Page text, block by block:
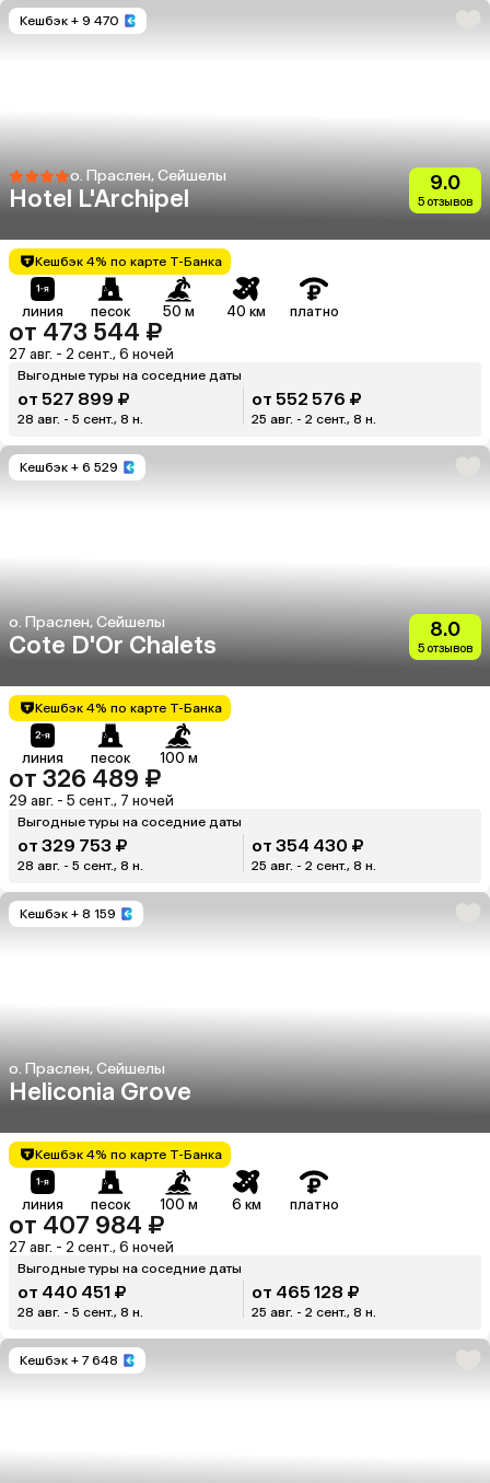
Кешбэк + 9 470
о. Праслен, Сейшелы
Hotel L'Archipel
9.0
5 отзывов
Кешбэк 4% по карте Т-Банка
линия песок 50 м 40 км платно
от 473 544 ₽
27 авг. - 2 сент., 6 ночей
Выгодные туры на соседние даты
от 527 899 ₽
28 авг. - 5 сент., 8 н.
от 552 576 ₽
25 авг. - 2 сент., 8 н.
Кешбэк + 6 529
о. Праслен, Сейшелы
Cote D'Or Chalets
8.0
5 отзывов
Кешбэк 4% по карте Т-Банка
линия песок 100 м
от 326 489 ₽
29 авг. - 5 сент., 7 ночей
Выгодные туры на соседние даты
от 329 753 ₽
28 авг. - 5 сент., 8 н.
от 354 430 ₽
25 авг. - 2 сент., 8 н.
Кешбэк + 8 159
о. Праслен, Сейшелы
Heliconia Grove
Кешбэк 4% по карте Т-Банка
линия песок 100 м 6 км платно
от 407 984 ₽
27 авг. - 2 сент., 6 ночей
Выгодные туры на соседние даты
от 440 451 ₽
28 авг. - 5 сент., 8 н.
от 465 128 ₽
25 авг. - 2 сент., 8 н.
Кешбэк + 7 648